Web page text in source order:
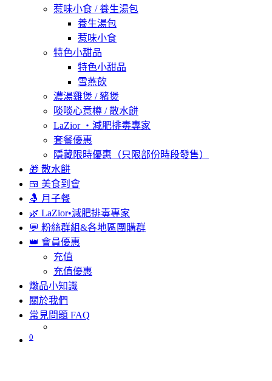
惹味小食 / 養生湯包
養生湯包
惹味小食
特色小甜品
特色小甜品
雪燕飲
濃湯雞煲 / 豬煲
啖啖心意樽 / 散水餅
LaZior ・減肥排毒專家
套餐優惠
隱藏限時優惠（只限部份時段發售）
🎁 散水餅
🍱 美食到會
🤱 月子餐
🌿 LaZior•減肥排毒專家
💬 粉絲群組&各地區團購群
👑 會員優惠
充值
充值優惠
燉品小知識
關於我們
常見問題 FAQ
0